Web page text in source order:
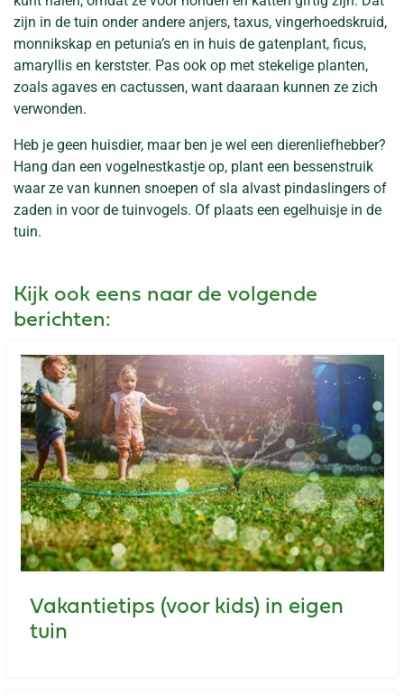
zijn in de tuin onder andere anjers, taxus, vingerhoedskruid,
monnikskap en petunia’s en in huis de gatenplant, ficus,
amaryllis en kerstster. Pas ook op met stekelige planten,
zoals agaves en cactussen, want daaraan kunnen ze zich
verwonden.
Heb je geen huisdier, maar ben je wel een dierenliefhebber?
Hang dan een vogelnestkastje op, plant een bessenstruik
waar ze van kunnen snoepen of sla alvast pindaslingers of
zaden in voor de tuinvogels. Of plaats een egelhuisje in de
tuin.
Kijk ook eens naar de volgende
berichten:
Vakantietips (voor kids) in eigen
tuin